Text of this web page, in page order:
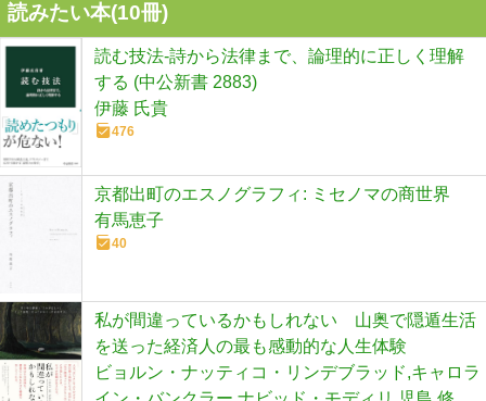
読みたい本(10冊)
読む技法-詩から法律まで、論理的に正しく理解
する (中公新書 2883)
伊藤 氏貴
476
京都出町のエスノグラフィ: ミセノマの商世界
有馬恵子
40
私が間違っているかもしれない 山奥で隠遁生活
を送った経済人の最も感動的な人生体験
ビョルン・ナッティコ・リンデブラッド,キャロラ